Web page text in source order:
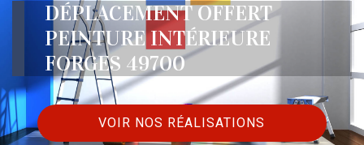
DÉPLACEMENT OFFERT
PEINTURE INTÉRIEURE
FORGES 49700
VOIR NOS RÉALISATIONS